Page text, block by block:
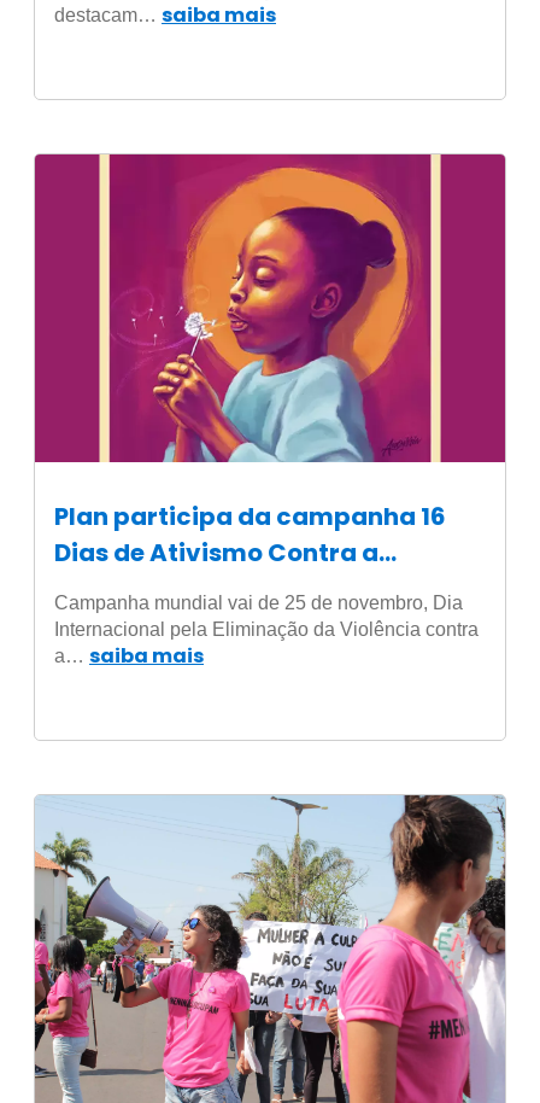
destacam… saiba mais
Plan participa da campanha 16
Dias de Ativismo Contra a
Violência de Gênero com foco no
combate ao assédio on-line
Campanha mundial vai de 25 de novembro, Dia
Internacional pela Eliminação da Violência contra
a… saiba mais